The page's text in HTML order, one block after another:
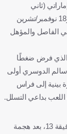
(ثاني
المجموعة الأولى)، في مباراتي ذهاب وإياب يومي 13 و18 نوفمبر/تشرين
الفاصل والمؤهل
الذي فرض ضغطًا
سالم الدوسري أولى
بينية إلى فراس
اللعب بداعي التسلل.
واصل الأخضر سيطرته، وكاد أن يفتتح التسجيل في الدقيقة 13، بعد هجمة